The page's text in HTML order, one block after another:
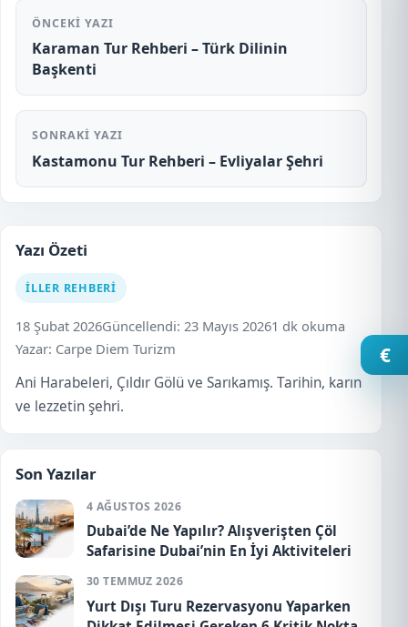
ÖNCEKI YAZI
Karaman Tur Rehberi – Türk Dilinin
Başkenti
SONRAKI YAZI
Kastamonu Tur Rehberi – Evliyalar Şehri
Yazı Özeti
İLLER REHBERI
18 Şubat 2026Güncellendi: 23 Mayıs 20261 dk okuma
Yazar: Carpe Diem Turizm
Ani Harabeleri, Çıldır Gölü ve Sarıkamış. Tarihin, karın
ve lezzetin şehri.
Son Yazılar
4 AĞUSTOS 2026
Dubai’de Ne Yapılır? Alışverişten Çöl
Safarisine Dubai’nin En İyi Aktiviteleri
30 TEMMUZ 2026
Yurt Dışı Turu Rezervasyonu Yaparken
€